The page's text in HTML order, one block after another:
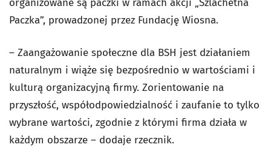
organizowane są paczki w ramach akcji „Szlachetna
Paczka”, prowadzonej przez Fundację Wiosna.
– Zaangażowanie społeczne dla BSH jest działaniem
naturalnym i wiąże się bezpośrednio w wartościami i
kulturą organizacyjną firmy. Zorientowanie na
przyszłość, współodpowiedzialność i zaufanie to tylko
wybrane wartości, zgodnie z którymi firma działa w
każdym obszarze – dodaje rzecznik.